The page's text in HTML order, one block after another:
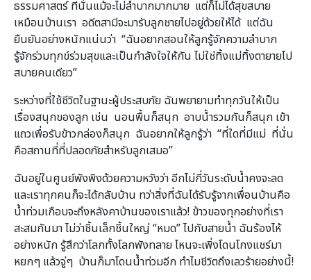
ธรรมศาสตร์ ที่นั่นแม้จะไม่ลำบากมากมาย แต่ก็ไม่ได้สุขสบาย
เหมือนบ้านเรา อดีตสามีจะมารับลูกชายไปอยู่ด้วยให้ได้ แต่ฉัน
ยืนยันอย่างหนักแน่นว่า “ฉันอยากสอนให้ลูกรู้จักความลำบาก
รู้จักร่วมทุกข์ร่วมสุขและเป็นกำลังใจให้กัน ไม่ใช่ทิ้งแม่ทิ้งตายายไป
สบายคนเดียว”
ระหว่างที่ใช้ชีวิตในฐานะผู้ประสบภัย ฉันพยายามทำทุกวันให้เป็น
เรื่องสนุกของลูก เช่น นอนพื้นก็สนุก อาบน้ำรวมกันก็สนุก เข้า
แถวเพื่อรับข้าวกล่องก็สนุก ฉันอยากให้ลูกรู้ว่า “ที่ใดที่มีแม่ ที่นั่น
คือสถานที่ที่ปลอดภัยสำหรับลูกเสมอ”
ฉันอยู่ในศูนย์พังพิงด้วยความหวังว่า อีกไม่กี่วันระดับน้ำคงจะลด
และเราทุกคนก็จะได้กลับบ้าน ทว่าสิ่งที่ฉันได้รับรู้จากเพื่อนบ้านคือ
น้ำท่วมเกือบจะถึงหลังคาบ้านของเราแล้ว! ข้าวของทุกอย่างที่เรา
สะสมกันมา ไม่ว่าชิ้นเล็กชิ้นใหญ่ “หมด” ไปกับสายน้ำ ฉันร้องไห้
อย่างหนัก รู้สึกว่าโลกทั้งโลกพังทลาย ไหนจะเพิ่งโดนโกงแชร์มา
หยกๆ แล้วจู่ๆ บ้านก็มาโดนน้ำท่วมอีก ทำไมชีวิตถึงเลวร้ายอย่างนี้!